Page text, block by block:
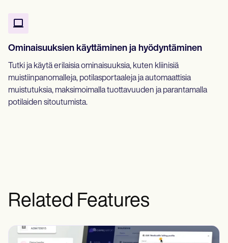
Ominaisuuksien käyttäminen ja hyödyntäminen
Tutki ja käytä erilaisia ominaisuuksia, kuten kliinisiä
muistiinpanomalleja, potilasportaaleja ja automaattisia
muistutuksia, maksimoimalla tuottavuuden ja parantamalla
potilaiden sitoutumista.
Related Features